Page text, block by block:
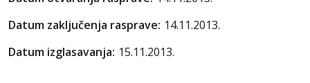
Datum zaključenja rasprave: 14.11.2013.
Datum izglasavanja: 15.11.2013.